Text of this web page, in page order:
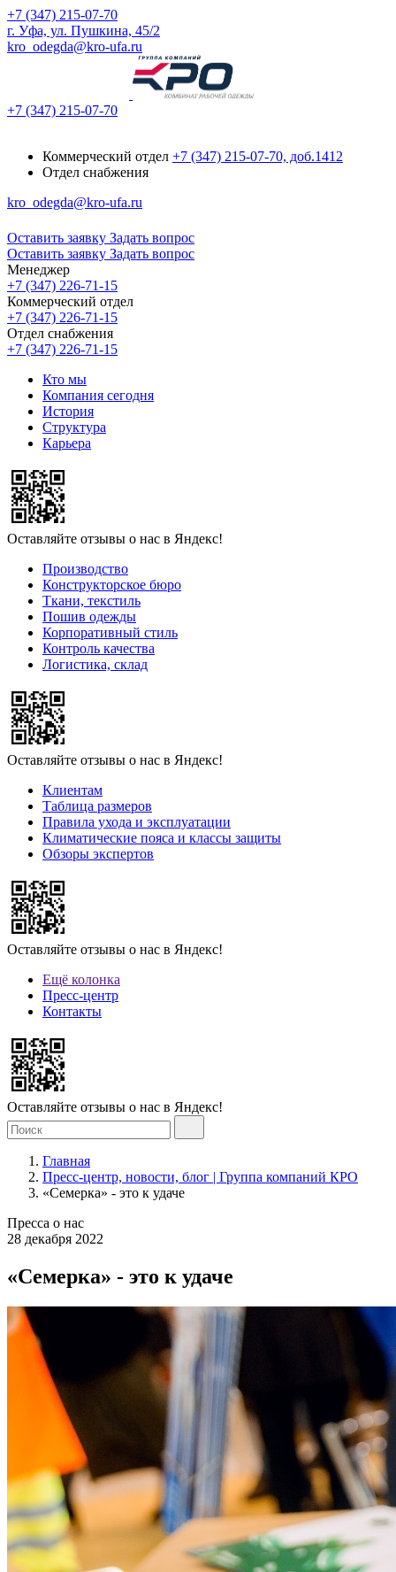
+7 (347) 215-07-70
г. Уфа, ул. Пушкина, 45/2
kro_odegda@kro-ufa.ru
+7 (347) 215-07-70
Коммерческий отдел +7 (347) 215-07-70, доб.1412
Отдел снабжения
kro_odegda@kro-ufa.ru
Оставить заявку Задать вопрос
Оставить заявку Задать вопрос
Менеджер
+7 (347) 226-71-15
Коммерческий отдел
+7 (347) 226-71-15
Отдел снабжения
+7 (347) 226-71-15
Кто мы
Компания сегодня
История
Структура
Карьера
Оставляйте отзывы о нас в Яндекс!
Производство
Конструкторское бюро
Ткани, текстиль
Пошив одежды
Корпоративный стиль
Контроль качества
Логистика, склад
Оставляйте отзывы о нас в Яндекс!
Клиентам
Таблица размеров
Правила ухода и эксплуатации
Климатические пояса и классы защиты
Обзоры экспертов
Оставляйте отзывы о нас в Яндекс!
Ещё колонка
Пресс-центр
Контакты
Оставляйте отзывы о нас в Яндекс!
Главная
Пресс-центр, новости, блог | Группа компаний КРО
«Семерка» - это к удаче
Пресса о нас
28 декабря 2022
«Семерка» - это к удаче